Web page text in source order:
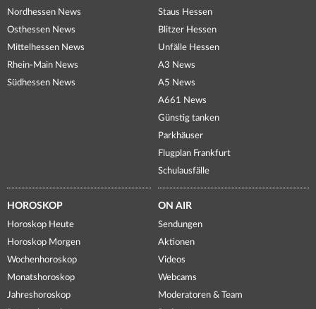
Nordhessen News
Osthessen News
Mittelhessen News
Rhein-Main News
Südhessen News
Staus Hessen
Blitzer Hessen
Unfälle Hessen
A3 News
A5 News
A661 News
Günstig tanken
Parkhäuser
Flugplan Frankfurt
Schulausfälle
HOROSKOP
Horoskop Heute
Horoskop Morgen
Wochenhoroskop
Monatshoroskop
Jahreshoroskop
ON AIR
Sendungen
Aktionen
Videos
Webcams
Moderatoren & Team